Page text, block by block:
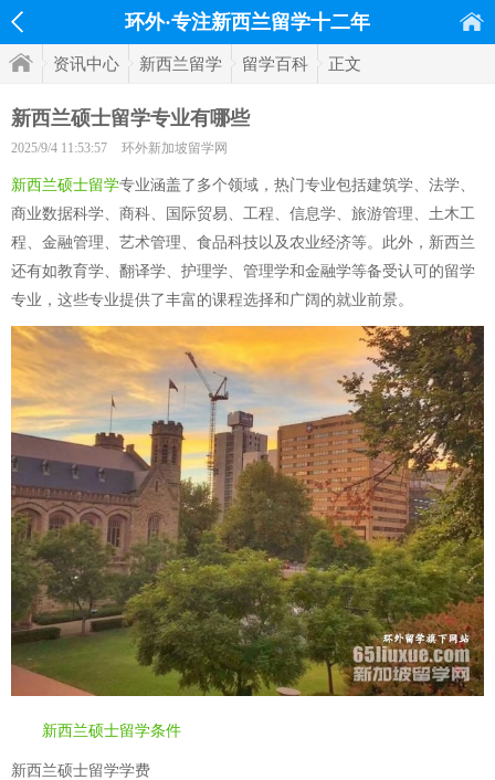
环外·专注新西兰留学十二年
资讯中心 新西兰留学 留学百科 正文
新西兰硕士留学专业有哪些
2025/9/4 11:53:57 环外新加坡留学网
新西兰硕士留学专业涵盖了多个领域，热门专业包括建筑学、法学、
商业数据科学、商科、国际贸易、工程、信息学、旅游管理、土木工
程、金融管理、艺术管理、食品科技以及农业经济等。此外，新西兰
还有如教育学、翻译学、护理学、管理学和金融学等备受认可的留学
专业，这些专业提供了丰富的课程选择和广阔的就业前景。
新西兰硕士留学条件
新西兰硕士留学学费